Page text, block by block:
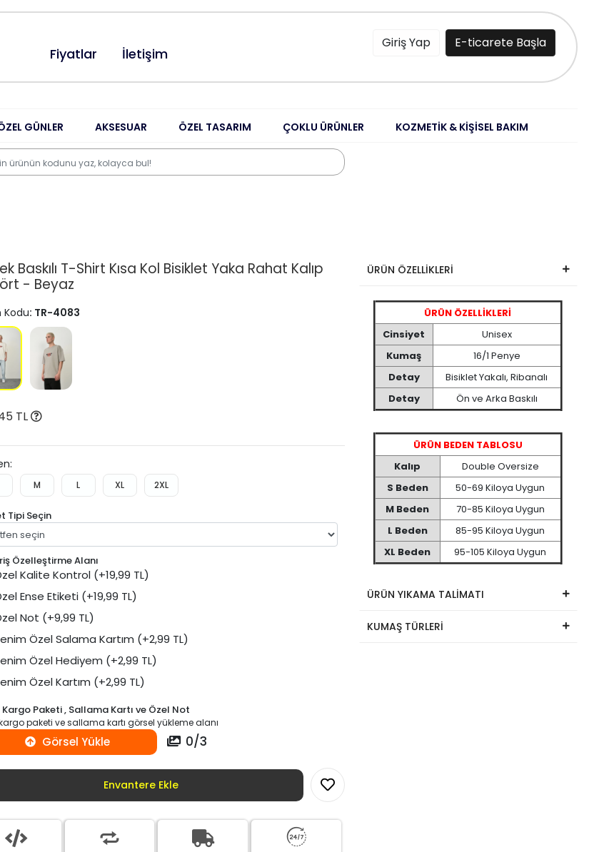
Fiyatlar İletişim
Giriş Yap E-ticarete Başla
GÜNLER AKSESUAR ÖZEL TASARIM ÇOKLU ÜRÜNLER KOZMETİK & KİŞİSEL BAKIM
Baskılı T-Shirt Kısa Kol Bisiklet Yaka Rahat Kalıp
- Beyaz
Kodu: TR-4083
TL
M L XL 2XL
Tipi Seçin
Özelleştirme Alanı
Kalite Kontrol (+19,99 TL)
Ense Etiketi (+19,99 TL)
Not (+9,99 TL)
Özel Salama Kartım (+2,99 TL)
Özel Hediyem (+2,99 TL)
Özel Kartım (+2,99 TL)
Kargo Paketi , Sallama Kartı ve Özel Not
paketi ve sallama kartı görsel yükleme alanı
Görsel Yükle 0/3
Envantere Ekle
ÜRÜN ÖZELLİKLERİ
ÜRÜN ÖZELLİKLERİ
Cinsiyet
Unisex
Kumaş
16/1 Penye
Detay
Bisiklet Yakalı, Ribanalı
Detay
Ön ve Arka Baskılı
ÜRÜN BEDEN TABLOSU
Kalıp
Double Oversize
S Beden
50-69 Kiloya Uygun
M Beden
70-85 Kiloya Uygun
L Beden
85-95 Kiloya Uygun
XL Beden
95-105 Kiloya Uygun
ÜRÜN YIKAMA TALİMATI
KUMAŞ TÜRLERİ